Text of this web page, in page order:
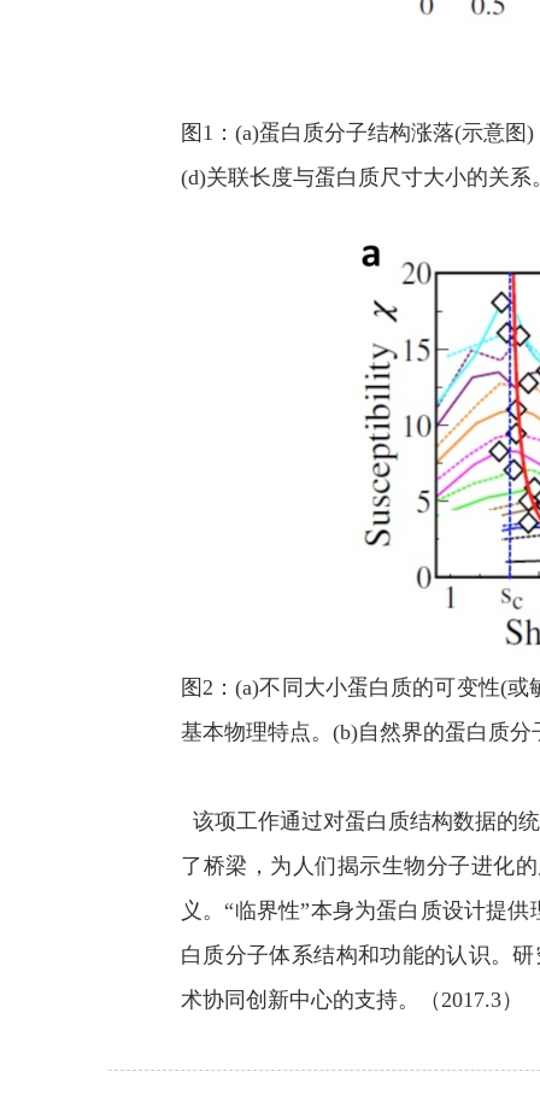
图1：(a)蛋白质分子结构涨落(示意
(d)关联长度与蛋白质尺寸大小的关系
图2：(a)不同大小蛋白质的可变性(
基本物理特点。(b)自然界的蛋白质
该项工作通过对蛋白质结构数据的
了桥梁，为人们揭示生物分子进化
义。“临界性”本身为蛋白质设计提
白质分子体系结构和功能的认识。
术协同创新中心的支持。
（2017.3）